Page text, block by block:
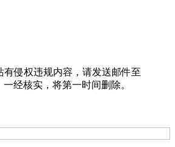
有侵权违规内容，请发送邮件至
一经核实，将第一时间删除。